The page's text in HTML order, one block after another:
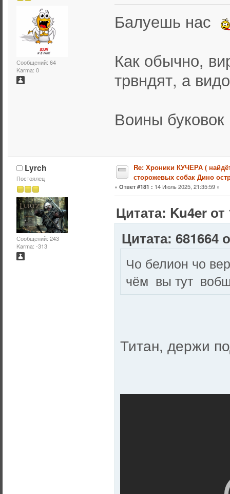
Сообщений: 64
Karma: 0
Балуешь нас
Как обычно,
трвндят, а
Воины буковок
Lyrch
Постоялец
Сообщений: 243
Karma: -313
Re: Хроники КУЧЕРА (
сторожевых собак Дино
« Ответ #181 : 14 Июль 2025, 21:35:59 »
Цитата: Ku4er
Цитата: 681664
Чо белион чо
чём вы тут
Титан, держи